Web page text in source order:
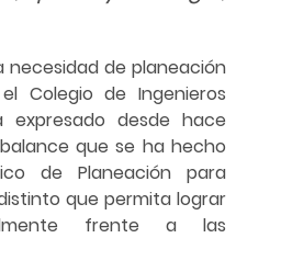
necesidad de planeación
Colegio de Ingenieros
expresado desde hace
que se ha hecho
de Planeación para
que permita lograr
frente a las